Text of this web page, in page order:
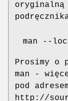
man --
Prosimy o
man -
pod
http://